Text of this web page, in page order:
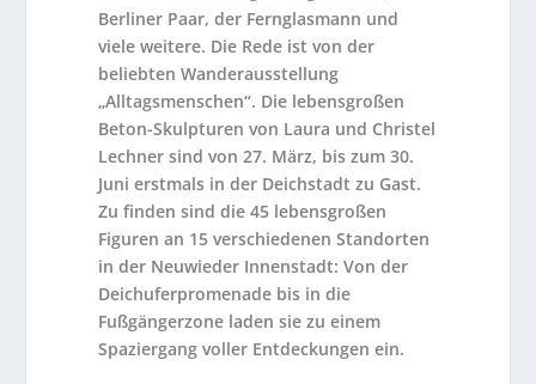
Berliner Paar, der Fernglasmann und
viele weitere. Die Rede ist von der
beliebten Wanderausstellung
„Alltagsmenschen“. Die lebensgroßen
Beton-Skulpturen von Laura und Christel
Lechner sind von 27. März, bis zum 30.
Juni erstmals in der Deichstadt zu Gast.
Zu finden sind die 45 lebensgroßen
Figuren an 15 verschiedenen Standorten
in der Neuwieder Innenstadt: Von der
Deichuferpromenade bis in die
Fußgängerzone laden sie zu einem
Spaziergang voller Entdeckungen ein.